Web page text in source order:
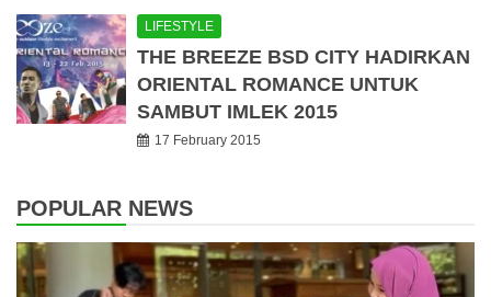
LIFESTYLE
THE BREEZE BSD CITY HADIRKAN
ORIENTAL ROMANCE UNTUK
SAMBUT IMLEK 2015
17 February 2015
POPULAR NEWS